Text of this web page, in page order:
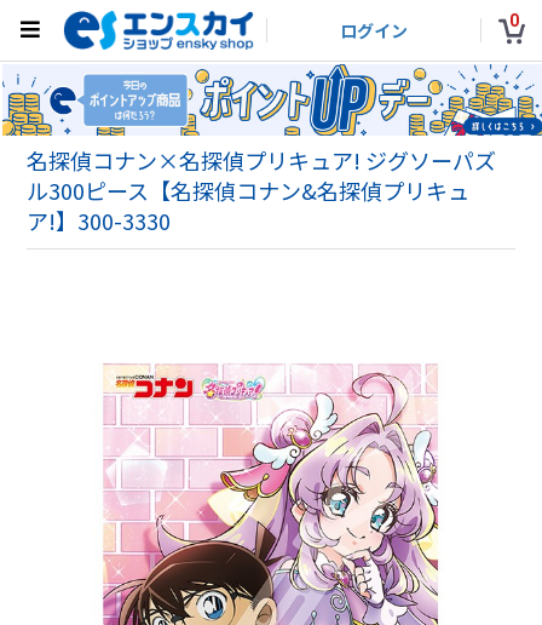
ログイン 0
名探偵コナン×名探偵プリキュア! ジグソーパズ
ル300ピース【名探偵コナン&名探偵プリキュ
ア!】300-3330